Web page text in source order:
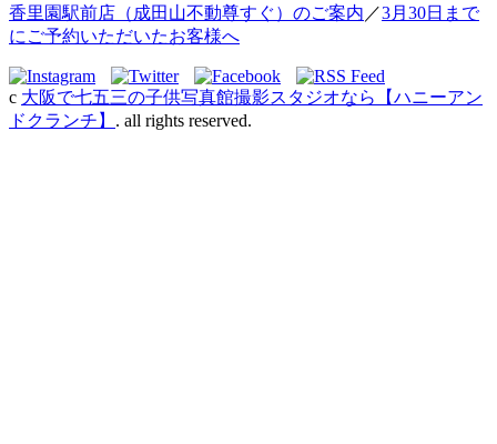
香里園駅前店（成田山不動尊すぐ）のご案内 ／3月30日まで
にご予約いただいたお客様へ
c 大阪で七五三の子供写真館撮影スタジオなら【ハニーアン
ドクランチ】 . all rights reserved.